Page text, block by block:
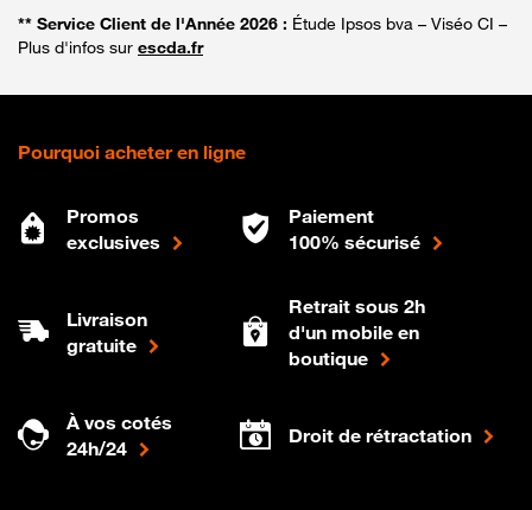
** Service Client de l'Année 2026 : Étude Ipsos bva – Viséo CI –
Plus d'infos sur escda.fr
Pourquoi acheter en ligne
Promos
exclusives
Paiement
100% sécurisé
Livraison
gratuite
Retrait sous 2h
d'un mobile en
boutique
À vos cotés
24h/24
Droit de rétractation